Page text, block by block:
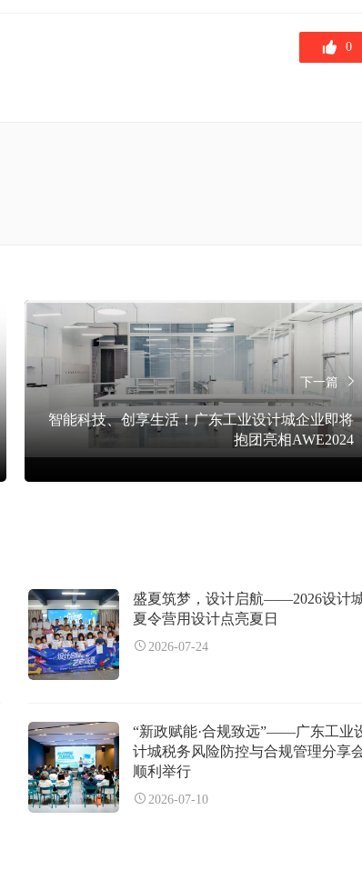
0
下一篇
智能科技、创享生活！广东工业设计城企业即将
抱团亮相AWE2024
盛夏筑梦，设计启航——2026设计
夏令营用设计点亮夏日
2026-07-24
“新政赋能·合规致远”——广东工业
计城税务风险防控与合规管理分享
顺利举行
2026-07-10